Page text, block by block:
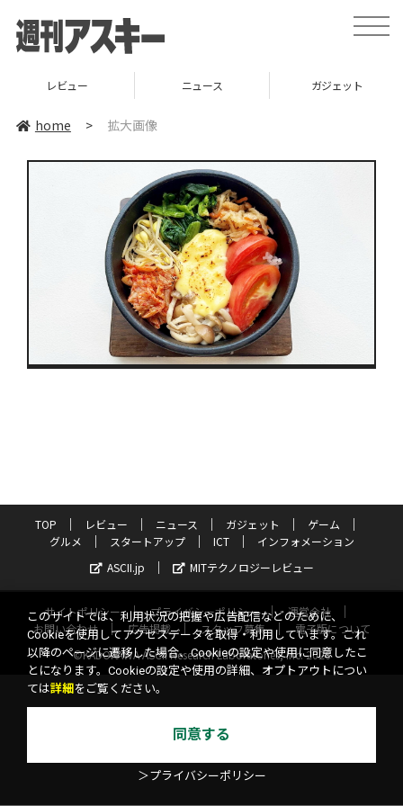
toggle
レビュー ニュース ガジェット
home > 拡大画像
TOP レビュー ニュース ガジェット
ゲーム
グルメ
スタートアップ ICT
インフォメーション
ASCII.jp
MITテクノロジーレビュー
サイトポリシー プライバシーポリシー
運営会社
お問い合わせ
広告掲載 スタッフ募集
電子版について
©KADOKAWA ASCII Research Laboratories, Inc. 2026
このサイトでは、利用状況の把握や広告配信などのために、
Cookieを使用してアクセスデータを取得・利用しています。これ
以降のページに遷移した場合、Cookieの設定や使用に同意したこ
とになります。Cookieの設定や使用の詳細、オプトアウトについ
ては詳細 をご覧ください。
同意する
＞プライバシーポリシー